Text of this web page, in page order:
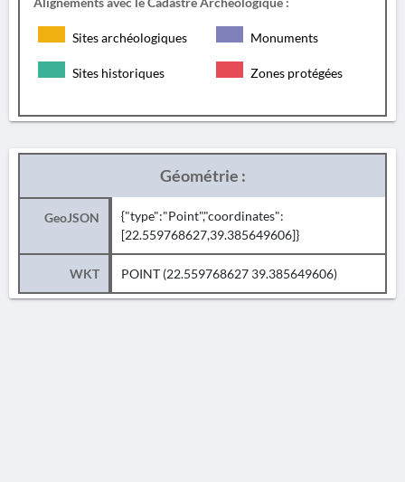
Sites archéologiques Monuments
Sites historiques Zones protégées
Géométrie :
GeoJSON
{"type":"Point","coordinates":
[22.559768627,39.385649606]}
WKT POINT (22.559768627 39.385649606)